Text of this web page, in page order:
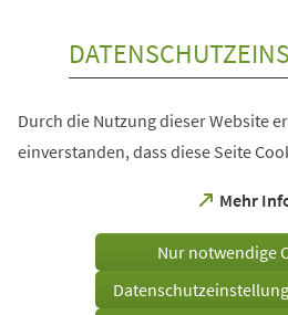
Durch die Nutzung dieser Website
einverstanden, dass diese Seite
Mehr
(Öffnet
einem
Tab)
Nur notwendige